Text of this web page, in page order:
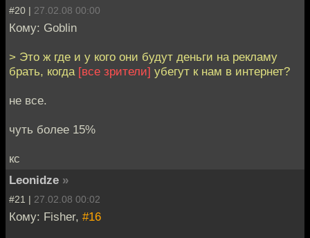
#20 | 27.02.08 00:00
Кому: Goblin
> Это ж где и у кого они будут деньги на рекламу
брать, когда [все зрители] убегут к нам в интернет?
не все.
чуть более 15%
кс
Leonidze »
#21 | 27.02.08 00:02
Кому: Fisher, #16